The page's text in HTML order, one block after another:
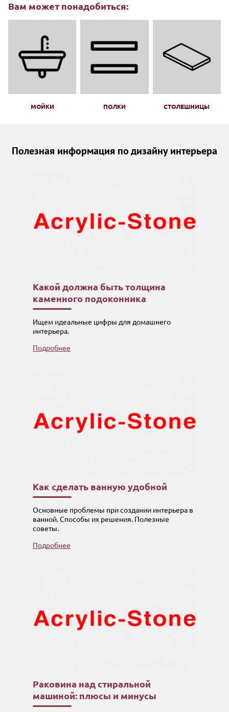
Вам может понадобиться:
МОЙКИ ПОЛКИ СТОЛЕШНИЦЫ
Полезная информация по дизайну интерьера
Какой должна быть толщина
каменного подоконника
Ищем идеальные цифры для домашнего
интерьера.
Подробнее
Как сделать ванную удобной
Основные проблемы при создании интерьера в
ванной. Способы их решения. Полезные
советы.
Подробнее
Раковина над стиральной
машиной: плюсы и минусы